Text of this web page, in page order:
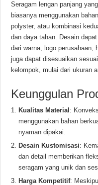
Seragam lengan panjang
biasanya menggunakan
polyster, atau kombinasi
dan daya tahan. Desain
dari warna, logo perusahaan,
juga dapat disesuaikan
kelompok, mulai dari ukuran
Keunggulan
Kualitas Material :
menggunakan bahan
nyaman dipakai.
Desain Kustomisasi:
dan detail memberikan
seragam yang unik dan
Harga Kompetitif: